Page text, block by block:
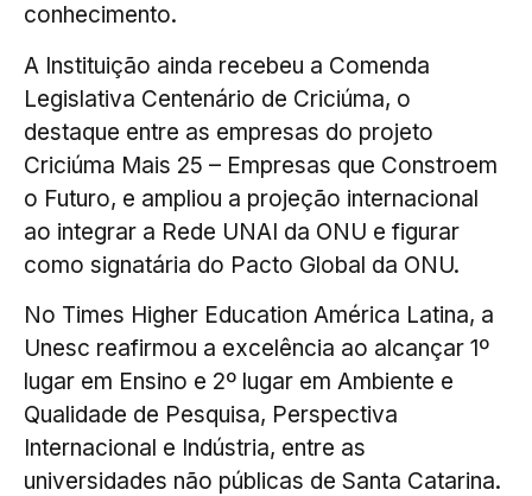
conhecimento.
A Instituição ainda recebeu a Comenda
Legislativa Centenário de Criciúma, o
destaque entre as empresas do projeto
Criciúma Mais 25 – Empresas que Constroem
o Futuro, e ampliou a projeção internacional
ao integrar a Rede UNAI da ONU e figurar
como signatária do Pacto Global da ONU.
No Times Higher Education América Latina, a
Unesc reafirmou a excelência ao alcançar 1º
lugar em Ensino e 2º lugar em Ambiente e
Qualidade de Pesquisa, Perspectiva
Internacional e Indústria, entre as
universidades não públicas de Santa Catarina.